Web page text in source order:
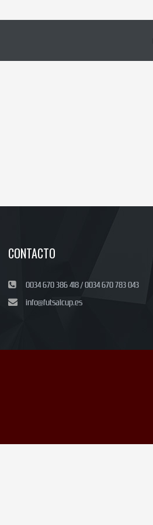
CONTACTO
0034 670 386 418 / 0034 670 783 043
info@futsalcup.es